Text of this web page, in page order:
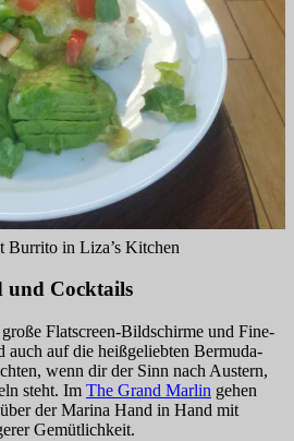
Burrito in Liza’s Kitchen
und Cocktails
Flatscreen-Bildschirme und Fine-
auf die heißgeliebten Bermuda-
wenn dir der Sinn nach Austern,
steht. Im The Grand Marlin gehen
der Marina Hand in Hand mit
Gemütlichkeit.